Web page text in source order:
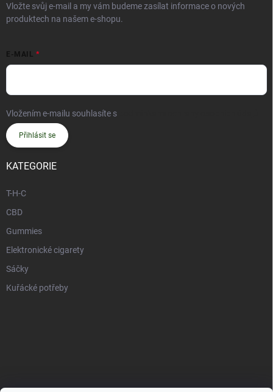
Vložte svůj e-mail a my vám budeme zasílat informace o nových
produktech na našem e-shopu.
E-MAIL
Vložením e-mailu souhlasíte s
Přihlásit se
KATEGORIE
T-H-C
CBD
Gummies
Elektronické cigarety
Sáčky
Kuřácké potřeby